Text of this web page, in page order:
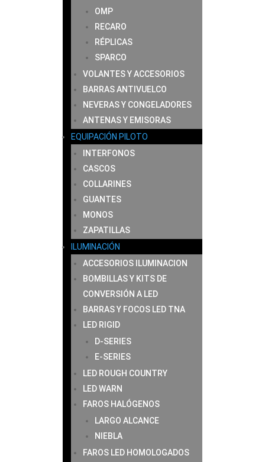
OMP
RECARO
RÉPLICAS
SPARCO
VOLANTES Y ACCESORIOS
BARRAS ANTIVUELCO
NEVERAS Y CONGELADORES
ANTENAS Y EMISORAS
EQUIPACIÓN PILOTO
INTERFONOS
CASCOS
COLLARINES
GUANTES
MONOS
ZAPATILLAS
ILUMINACIÓN
ACCESORIOS ILUMINACION
BOMBILLAS Y KITS DE
CONVERSIÓN A LED
BARRAS Y FOCOS LED TNA
LED RIGID
D-SERIES
E-SERIES
LED ROUGH COUNTRY
LED WARN
FAROS HALÓGENOS
LARGO ALCANCE
NIEBLA
FAROS LED HOMOLOGADOS